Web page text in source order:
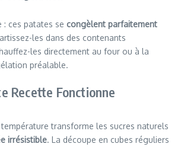
: ces patates se congèlent parfaitement
les dans des contenants
les directement au four ou à la
préalable.
Recette Fonctionne
transforme les sucres naturels
irrésistible. La découpe en cubes réguliers